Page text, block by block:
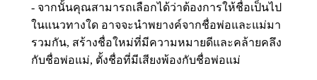
- จากนั้นคุณสามารถเลือกได้ว่าต้องการให้ชื่อเป็นไป
ในแนวทางใด อาจจะนำพยางค์จากชื่อพ่อและแม่มา
รวมกัน, สร้างชื่อใหม่ที่มีความหมายดีและคล้ายคลึง
กับชื่อพ่อแม่, ตั้งชื่อที่มีเสียงพ้องกับชื่อพ่อแม่